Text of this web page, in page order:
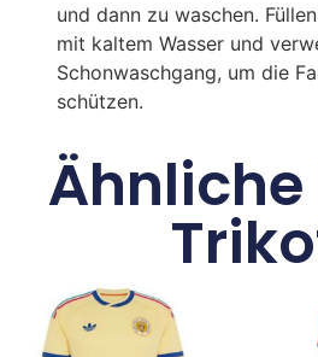
und dann zu waschen.
mit kaltem Wasser und
Schonwaschgang, um die
schützen.